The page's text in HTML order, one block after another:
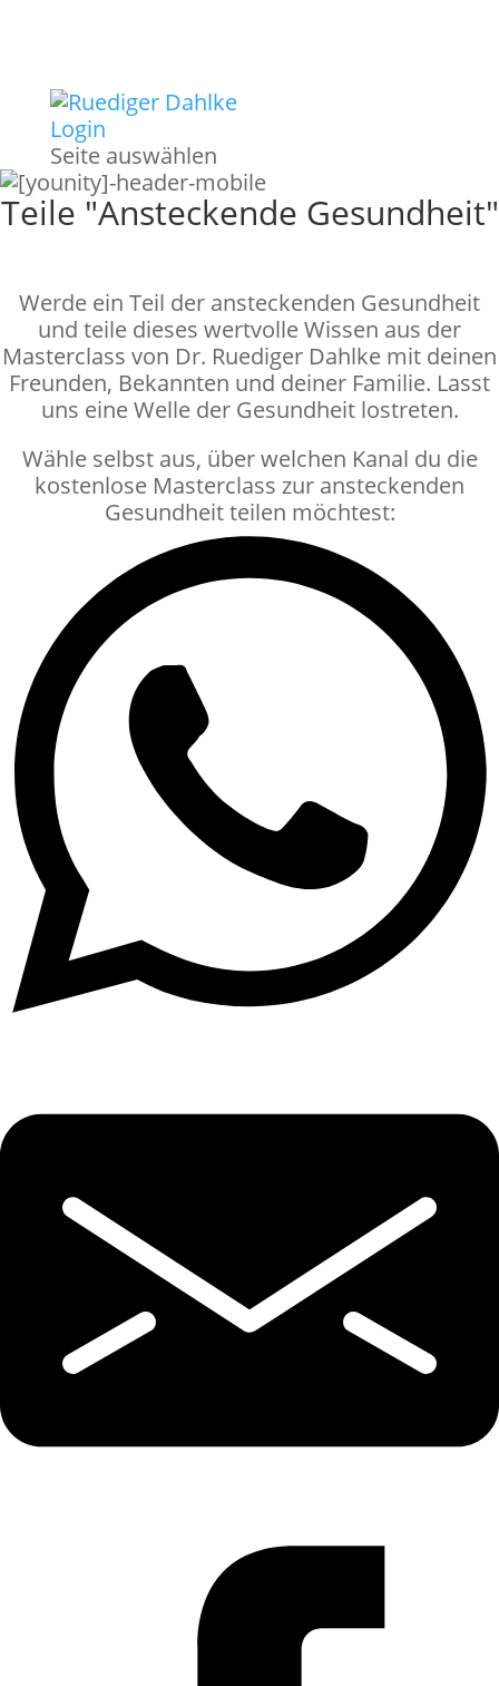
Login
Seite auswählen
Teile "Ansteckende Gesundheit"
Werde ein Teil der ansteckenden Gesundheit
und teile dieses wertvolle Wissen aus der
Masterclass von Dr. Ruediger Dahlke mit deinen
Freunden, Bekannten und deiner Familie. Lasst
uns eine Welle der Gesundheit lostreten.
Wähle selbst aus, über welchen Kanal du die
kostenlose Masterclass zur ansteckenden
Gesundheit teilen möchtest: